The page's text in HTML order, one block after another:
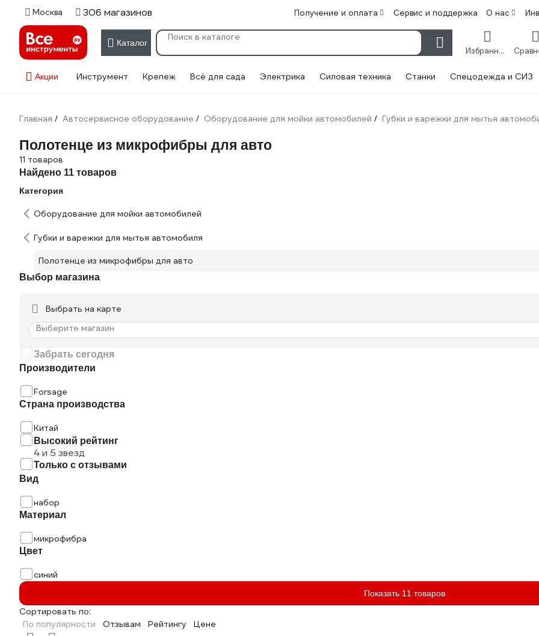
Москва 306 магазинов Получение и оплата Сервис и поддержка О нас
Каталог
Избранное
Акции Инструмент Крепеж Всё для сада Электрика Силовая техника Станки Спецодежда и СИЗ
Главная / Автосервисное оборудование / Оборудование для мойки автомобилей / Губки и варежки для мытья
Полотенце из микрофибры для авто
11 товаров
Найдено 11 товаров
Категория
Оборудование для мойки автомобилей
Губки и варежки для мытья автомобиля
Полотенце из микрофибры для авто
Выбор магазина
Выбрать на карте
Выберите магазин
Забрать сегодня
Производители
Forsage
Страна производства
Китай
Высокий рейтинг
4 и 5 звезд
Только с отзывами
Вид
набор
Материал
микрофибра
Цвет
синий
Показать 11 товаров
Сортировать по:
По популярности
Отзывам Рейтингу Цене